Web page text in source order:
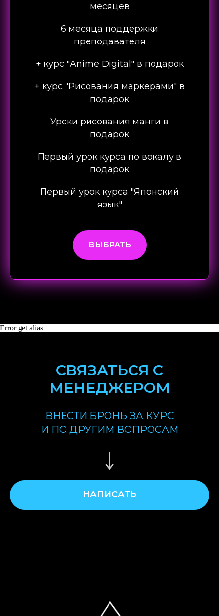
месяцев
6 месяца поддержки
преподавателя
+ курс "Anime Digital" в подарок
+ курс "Рисования маркерами" в
подарок
Уроки рисования манги в
подарок
Первый урок курса по вокалу в
подарок
Первый урок курса "Японский
язык"
ВЫБРАТЬ
Error get alias
СВЯЗАТЬСЯ С
МЕНЕДЖЕРОМ
ВНЕСТИ БРОНЬ ЗА КУРС
И ПО ДРУГИМ ВОПРОСАМ
НАПИСАТЬ